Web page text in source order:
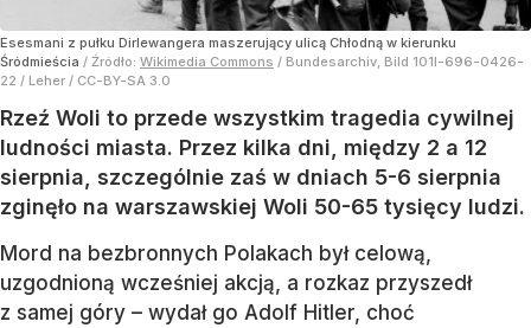
Esesmani z pułku Dirlewangera maszerujący ulicą Chłodną w kierunku
Śródmieścia / Źródło: Wikimedia Commons / Bundesarchiv, Bild 101I-696-0426-
22 / Leher / CC-BY-SA 3.0
Rzeź Woli to przede wszystkim tragedia cywilnej
ludności miasta. Przez kilka dni, między 2 a 12
sierpnia, szczególnie zaś w dniach 5-6 sierpnia
zginęło na warszawskiej Woli 50-65 tysięcy ludzi.
Mord na bezbronnych Polakach był celową,
uzgodnioną wcześniej akcją, a rozkaz przyszedł
z samej góry – wydał go Adolf Hitler, choć